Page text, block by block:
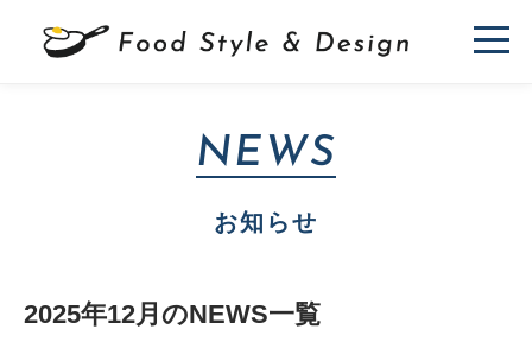
NEWS
お知らせ
2025年12月のNEWS一覧